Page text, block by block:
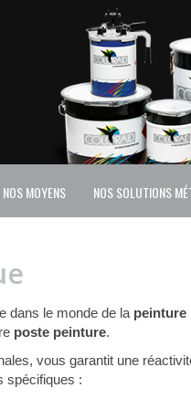
NOS MOYENS NOS SOLUTIONS
dans le monde de la peinture
poste peinture.
vous garantit une
spécifiques :